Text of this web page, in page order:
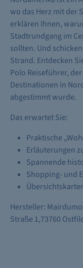
wo das Herz mit der
erklären Ihnen,
Stadtrundgang im
sollten. Und
Strand. Entdecken
Polo Reiseführer,
Destinationen in
abgestimmt wurde.
Das erwartet Sie:
Praktische
Erläuterungen
Spannende
Shopping- und
Hersteller:
Straße 1,73760